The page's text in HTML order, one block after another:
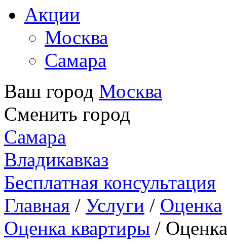
Акции
Москва
Самара
Ваш город Москва
Сменить город
Самара
Владикавказ
Бесплатная консультация
Главная / Услуги / Оценка
Оценка квартиры /